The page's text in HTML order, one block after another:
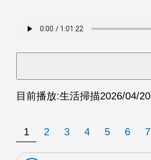
目前播放:生活掃描2026/04/20
1 2 3 4 5 6 7